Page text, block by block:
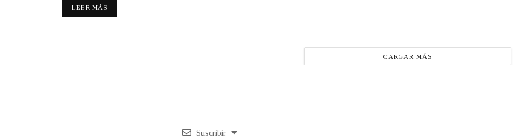
LEER MÁS
CARGAR MÁS
Suscribir